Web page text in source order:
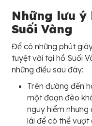
Những lưu ý
Suối Vàng
Để có những phút
tuyệt vời tại hồ Suối
những điều sau đây:
Trên đường đến
một đoạn đèo
nguy hiểm
lái để có thể vượt